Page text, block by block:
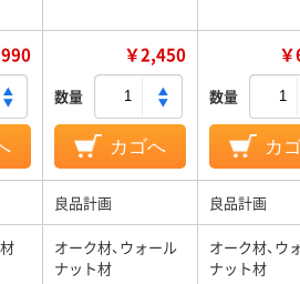
￥2,450
数量
カゴへ
数量
カ
良品計画 良品計画
オーク材、ウォール
ナット材
オーク材、ウ
ナット材